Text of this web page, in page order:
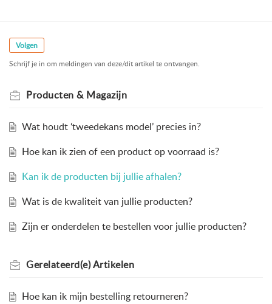
Volgen
Schrijf je in om meldingen van deze/dit artikel te ontvangen.
Producten & Magazijn
Wat houdt ‘tweedekans model’ precies in?
Hoe kan ik zien of een product op voorraad is?
Kan ik de producten bij jullie afhalen?
Wat is de kwaliteit van jullie producten?
Zijn er onderdelen te bestellen voor jullie producten?
Gerelateerd(e)Artikelen
Hoe kan ik mijn bestelling retourneren?